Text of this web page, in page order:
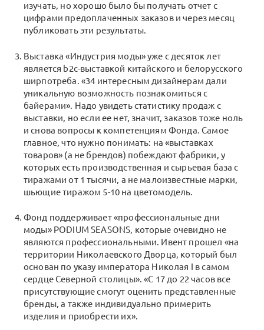
изучать, но хорошо было бы получать отчет с
цифрами предоплаченных заказов и через месяц
публиковать эти результаты.
Выставка «Индустрия моды» уже с десяток лет
является b2c-выставкой китайского и белорусского
ширпотреба. «34 интересным дизайнерам дали
уникальную возможность познакомиться с
байерами». Надо увидеть статистику продаж с
выставки, но если ее нет, значит, заказов тоже ноль
и снова вопросы к компетенциям Фонда. Самое
главное, что нужно понимать: на «выставках
товаров» (а не брендов) побеждают фабрики, у
которых есть производственная и сырьевая база с
тиражами от 1 тысячи, а не малоизвестные марки,
шьющие тиражом 5-10 на цветомодель.
Фонд поддерживает «профессиональные дни
моды» PODIUM SEASONS, которые очевидно не
являются профессиональными. Ивент прошел «на
территории Николаевского Дворца, который был
основан по указу императора Николая I в самом
сердце Северной столицы». «С 17 до 22 часов все
присутствующие смогут оценить представленные
бренды, а также индивидуально примерить
изделия и приобрести их».